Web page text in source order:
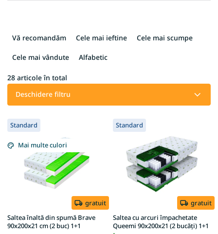
e
e
t
a
p
r
u
i
Vă recomandăm Cele mai ieftine Cele mai scumpe
Cele mai vândute Alfabetic
28 articole în total
Deschidere filtru
L
i
s
t
u
s
Standard
Mai multe culori
gratuit
Saltea înaltă din spumă Brave
90x200x21 cm (2 buc) 1+1
Standard
gratuit
Saltea cu arcuri împachetate
Queemi 90x200x21 (2 bucăți) 1+1